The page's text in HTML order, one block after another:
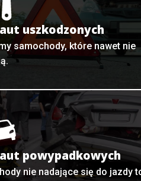
uszkodzonych
samochody, które nawet nie
powypadkowych
nie nadające się do jazdy